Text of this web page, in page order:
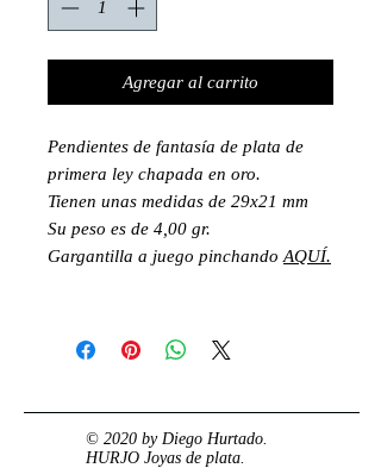
Agregar al carrito
Pendientes de fantasía de plata de
primera ley chapada en oro.
Tienen unas medidas de 29x21 mm
Su peso es de 4,00 gr.
Gargantilla a juego pinchando AQUÍ.
© 2020 by Diego Hurtado.
HURJO Joyas de plata.